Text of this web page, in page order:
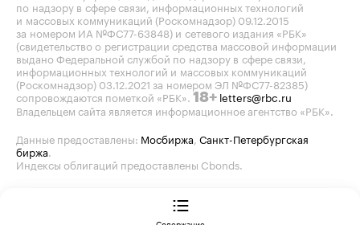
по надзору в сфере связи, информационных технологий
и массовых коммуникаций (Роскомнадзор) 09.12.2015
за номером ИА №ФС77-63848) и сетевого издания «РБК»
(свидетельство о регистрации средства массовой информации
выдано Федеральной службой по надзору в сфере связи,
информационных технологий и массовых коммуникаций
(Роскомнадзор) 03.12.2021 за номером ЭЛ №ФС77-82385)
сопровождаются пометкой «РБК». 18+ letters@rbc.ru
Владельцем сайта является информационное агентство «РБК».
Данные предоставлены: Мосбиржа Санкт-Петербургская
биржа
Индексы облигаций предоставлены Cbonds.